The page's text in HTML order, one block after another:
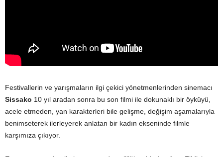
Festivallerin ve yarışmaların ilgi çekici yönetmenlerinden sinemacı
Sissako 10 yıl aradan sonra bu son filmi ile dokunaklı bir öyküyü,
acele etmeden, yan karakterleri bile gelişme, değişim aşamalarıyla
benimseterek ilerleyerek anlatan bir kadın ekseninde filmle
karşımıza çıkıyor.